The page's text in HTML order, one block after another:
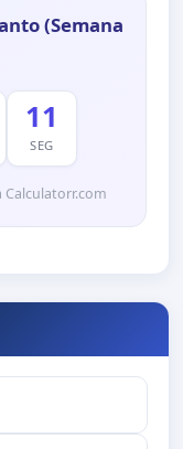
(Semana
11
SEG
Calculatorr.com